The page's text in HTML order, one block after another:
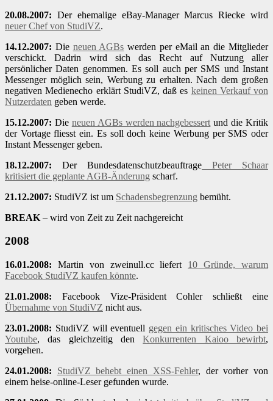
20.08.2007: Der ehemalige eBay-Manager Marcus Riecke wird
neuer Chef von StudiVZ.
14.12.2007: Die neuen AGBs werden per eMail an die Mitglieder
verschickt. Dadrin wird sich das Recht auf Nutzung aller
persönlicher Daten genommen. Es soll auch per SMS und Instant
Messenger möglich sein, Werbung zu erhalten. Nach dem großen
negativen Medienecho erklärt StudiVZ, daß es keinen Verkauf von
Nutzerdaten geben werde.
15.12.2007: Die neuen AGBs werden nachgebessert und die Kritik
der Vortage fliesst ein. Es soll doch keine Werbung per SMS oder
Instant Messenger geben.
18.12.2007: Der Bundesdatenschutzbeauftrage Peter Schaar
kritisiert die geplante AGB-Änderung scharf.
21.12.2007: StudiVZ ist um Schadensbegrenzung bemüht.
BREAK – wird von Zeit zu Zeit nachgereicht
2008
16.01.2008: Martin von zweinull.cc liefert 10 Gründe, warum
Facebook StudiVZ kaufen könnte.
21.01.2008: Facebook Vize-Präsident Cohler schließt eine
Übernahme von StudiVZ nicht aus.
23.01.2008: StudiVZ will eventuell gegen ein kritisches Video bei
Youtube, das gleichzeitig denKonkurrenten Kaioo bewirbt,
vorgehen.
24.01.2008:
StudiVZ behebt einen XSS-Fehler, der vorher von
einem heise-online-Leser gefunden wurde.